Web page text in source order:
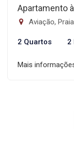
Apartamento
Aviação,
2 Quartos 2
Mais